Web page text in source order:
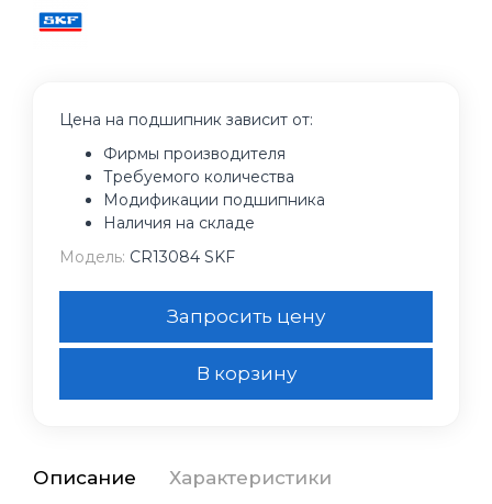
Цена на подшипник зависит от:
Фирмы производителя
Требуемого количества
Модификации подшипника
Наличия на складе
Модель: CR13084 SKF
Запросить цену
В корзину
Описание Характеристики